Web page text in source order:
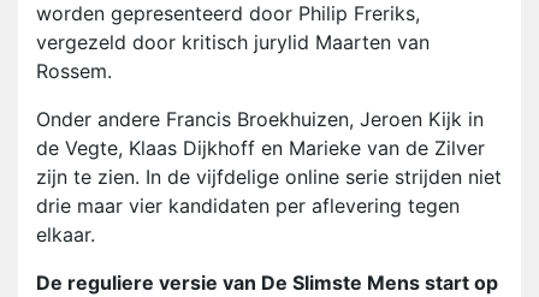
worden gepresenteerd door Philip Freriks,
vergezeld door kritisch jurylid Maarten van
Rossem.
Onder andere Francis Broekhuizen, Jeroen Kijk in
de Vegte, Klaas Dijkhoff en Marieke van de Zilver
zijn te zien. In de vijfdelige online serie strijden niet
drie maar vier kandidaten per aflevering tegen
elkaar.
De reguliere versie van De Slimste Mens start op